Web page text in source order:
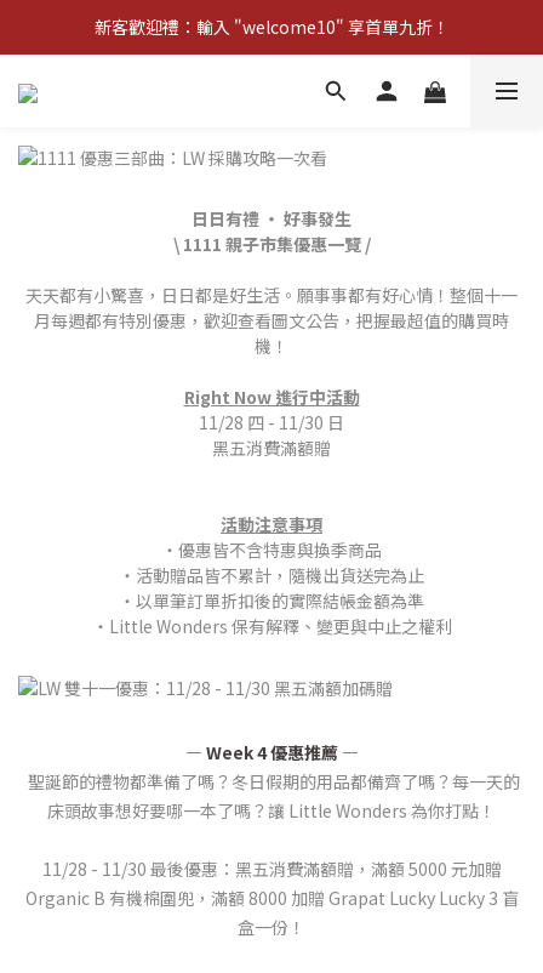
新客歡迎禮：輸入 "welcome10" 享首單九折！
新客歡迎禮：輸入 "welcome10" 享首單九折！
Pom d'Api 畢業特典 · 全品項買一送一
日日有禮 ‧ 好事發生
\ 1111 親子市集優惠一覽 /
天天都有小驚喜，日日都是好生活。願事事都有好心情！整個十一
月每週都有特別優惠，歡迎查看圖文公告，把握最超值的購買時
機！
Right Now 進行中活動
11/28 四 - 11/30 日
黑五消費滿額贈
活動注意事項
・優惠皆不含特惠與換季商品
・活動贈品皆不累計，隨機出貨送完為止
・以單筆訂單折扣後的實際結帳金額為準
・ Little Wonders 保有解釋、變更與中止之權利
— Week 4 優惠推薦 —
聖誕節的禮物都準備了嗎？冬日假期的用品都備齊了嗎？每一天的
床頭故事想好要哪一本了嗎？讓 Little Wonders 為你打點！
11/28 - 11/30 最後優惠： 黑五消費滿額贈，滿額 5000 元加贈
Organic B 有機棉圍兜，滿額 8000 加贈 Grapat Lucky Lucky 3 盲
盒一份！